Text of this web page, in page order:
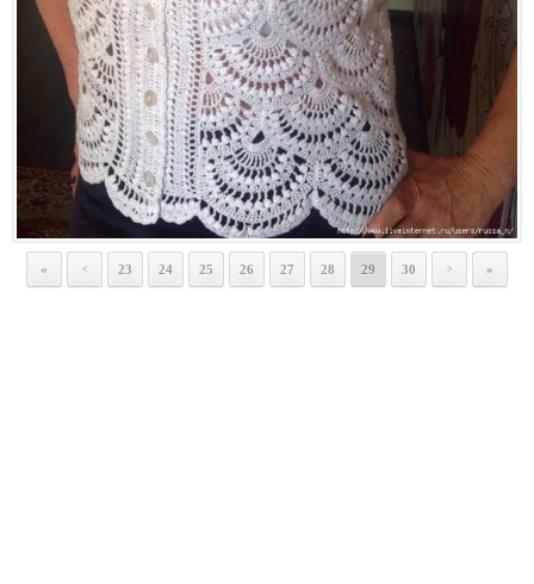
« < 23 24 25 26 27 28 29 30 > »